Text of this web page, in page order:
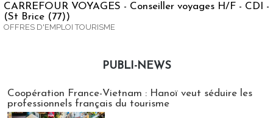
CARREFOUR VOYAGES - Conseiller voyages H/F - CDI -
(St Brice (77))
OFFRES D'EMPLOI TOURISME
PUBLI-NEWS
Coopération France-Vietnam : Hanoï veut séduire les
professionnels français du tourisme